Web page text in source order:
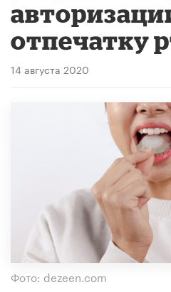
отпечатку
14 августа 2020
Фото: dezeen.com